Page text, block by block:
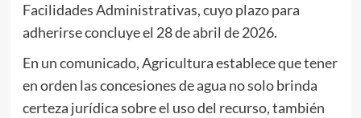
Facilidades Administrativas, cuyo plazo para
adherirse concluye el 28 de abril de 2026.
En un comunicado, Agricultura establece que tener
en orden las concesiones de agua no solo brinda
certeza jurídica sobre el uso del recurso, también